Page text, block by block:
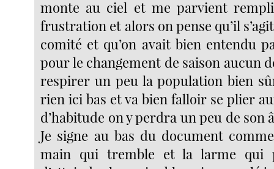
monte au ciel et me parvient
frustration et alors on pense qu’il
comité et qu’on avait bien entendu
pour le changement de saison aucun
respirer un peu la population bien
rien ici bas et va bien falloir se plier
d’habitude on y perdra un peu de son
Je signe au bas du document
main qui tremble et la larme qui